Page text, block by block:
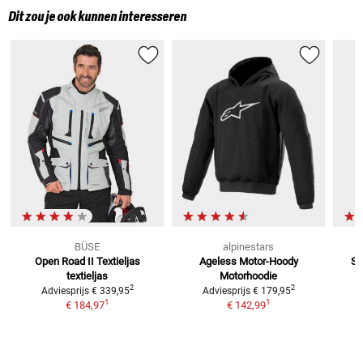
Dit zou je ook kunnen interesseren
BÜSE
Open Road II Textieljas
textieljas
Adviesprijs € 339,952
€ 184,971
alpinestars
Ageless Motor-Hoody
Motorhoodie
Adviesprijs € 179,952
€ 142,991